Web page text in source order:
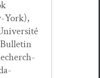
York),